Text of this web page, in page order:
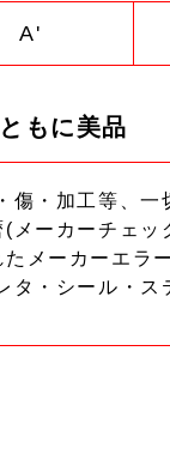
A'
もに美品
傷・加工等、一
メーカーチェ
メーカーエラ
タ・シール・ス